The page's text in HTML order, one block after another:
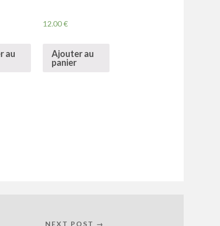
au
12.00€
Ajouter au
panier
NEXT POST →